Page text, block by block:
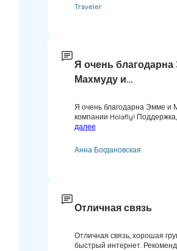
Traveler
Я очень
Махмуду и…
Я очень благодарна Эмме и
компании Holafly!
далее
Анна Богдановская
Отличная связь
Отличная связь, хорошая
быстрый интернет.